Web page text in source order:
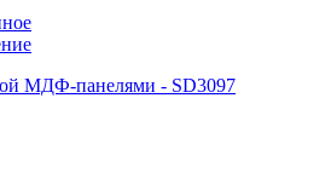
МДФ-панелями - SD3097